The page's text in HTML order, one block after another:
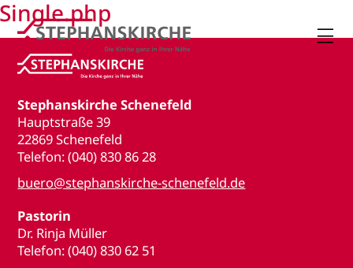

Stephanskirche Schenefeld
Hauptstraße 39
22869 Schenefeld
Telefon: (040) 830 86 28
buero@stephanskirche-schenefeld.de
Pastorin
Dr. Rinja Müller
Telefon: (040) 830 62 51